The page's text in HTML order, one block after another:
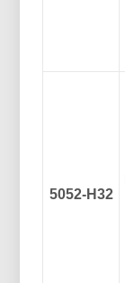
5052-H32